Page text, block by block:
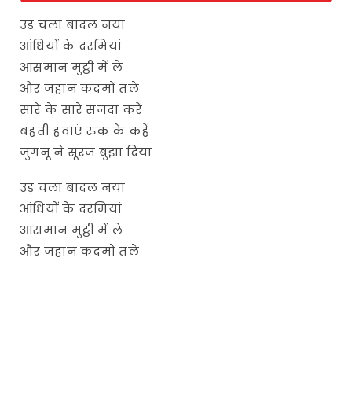
उड़ चला बादल नया
आंधियों के दरमियां
आसमान मुट्ठी में ले
और जहान कदमों तले
सारे के सारे सजदा करें
बहती हवाएं रुक के कहें
जुगनू ने सूरज बुझा दिया
उड़ चला बादल नया
आंधियों के दरमियां
आसमान मुट्ठी में ले
और जहान कदमों तले